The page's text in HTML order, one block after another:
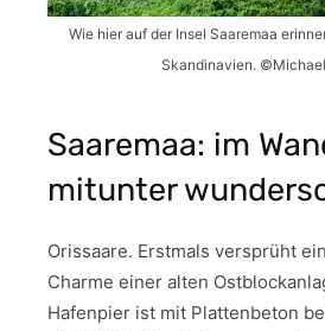
Wie hier auf der Insel Saaremaa
Skandinavien.
Saaremaa: im
mitunter
Orissaare. Erstmals versprüht
Charme einer alten
Hafenpier ist mit Plattenbeton